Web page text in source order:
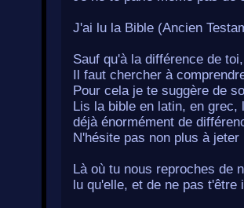
J'ai lu la Bible (Ancien
Sauf qu'à la différence de
Il faut chercher à
Pour cela je te suggère de
Lis la bible en latin, en
déjà énormément de
N'hésite pas non plus à
Là où tu nous reproches de
lu qu'elle, et de ne pas